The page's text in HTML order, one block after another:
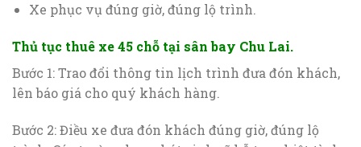
Xe phục vụ đúng giờ, đúng lộ trình.
Thủ tục thuê xe 45 chỗ tại sân bay Chu Lai.
Bước 1: Trao đổi thông tin lịch trình đưa đón khách,
lên báo giá cho quý khách hàng.
Bước 2: Điều xe đưa đón khách đúng giờ, đúng lộ